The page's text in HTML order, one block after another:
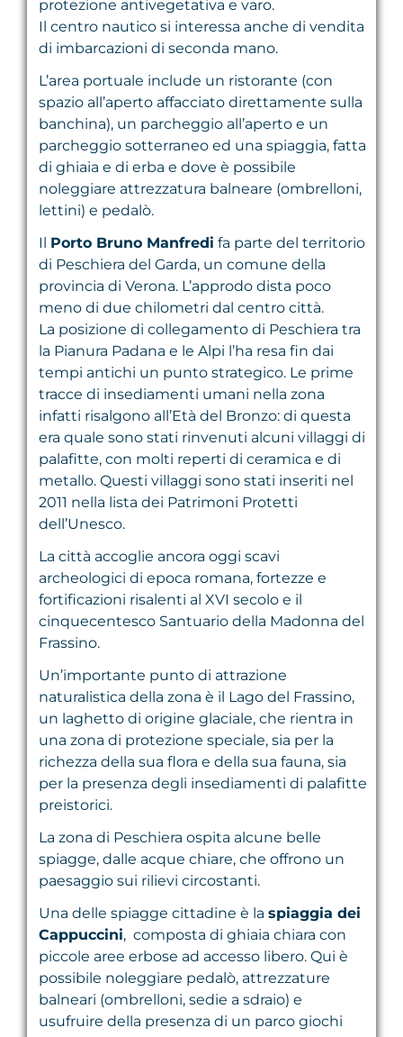
protezione antivegetativa e varo.
Il centro nautico si interessa anche di vendita
di imbarcazioni di seconda mano.
L’area portuale include un ristorante (con
spazio all’aperto affacciato direttamente sulla
banchina), un parcheggio all’aperto e un
parcheggio sotterraneo ed una spiaggia, fatta
di ghiaia e di erba e dove è possibile
noleggiare attrezzatura balneare (ombrelloni,
lettini) e pedalò.
Il Porto Bruno Manfredi fa parte del territorio
di Peschiera del Garda, un comune della
provincia di Verona. L’approdo dista poco
meno di due chilometri dal centro città.
La posizione di collegamento di Peschiera tra
la Pianura Padana e le Alpi l’ha resa fin dai
tempi antichi un punto strategico. Le prime
tracce di insediamenti umani nella zona
infatti risalgono all’Età del Bronzo: di questa
era quale sono stati rinvenuti alcuni villaggi di
palafitte, con molti reperti di ceramica e di
metallo. Questi villaggi sono stati inseriti nel
2011 nella lista dei Patrimoni Protetti
dell’Unesco.
La città accoglie ancora oggi scavi
archeologici di epoca romana, fortezze e
fortificazioni risalenti al XVI secolo e il
cinquecentesco Santuario della Madonna del
Frassino.
Un’importante punto di attrazione
naturalistica della zona è il Lago del Frassino,
un laghetto di origine glaciale, che rientra in
una zona di protezione speciale, sia per la
richezza della sua flora e della sua fauna, sia
per la presenza degli insediamenti di palafitte
preistorici.
La zona di Peschiera ospita alcune belle
spiagge, dalle acque chiare, che offrono un
paesaggio sui rilievi circostanti.
Una delle spiagge cittadine è la spiaggia dei
Cappuccini, composta di ghiaia chiara con
piccole aree erbose ad accesso libero. Qui è
possibile noleggiare pedalò, attrezzature
balneari (ombrelloni, sedie a sdraio) e
usufruire della presenza di un parco giochi